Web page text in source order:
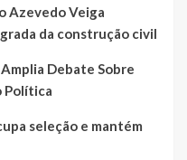
Azevedo Veiga
da construção civil
Debate Sobre
Política
seleção e mantém